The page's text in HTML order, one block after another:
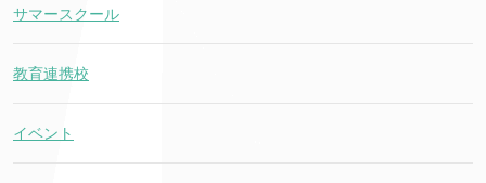
サマースクール
教育連携校
イベント